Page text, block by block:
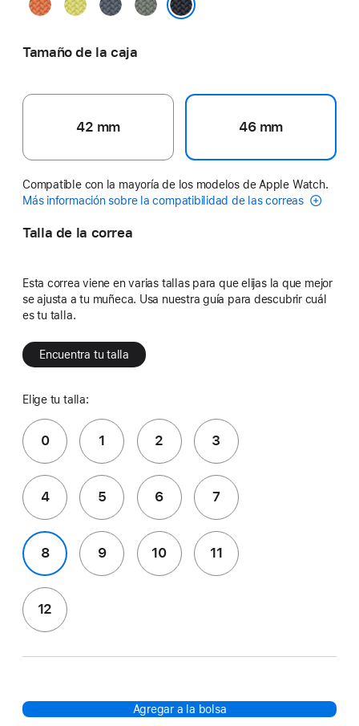
CúrcumaAmarilloAzul
Gris
verdoso
Tamaño de la caja
42 mm 46 mm
Compatible con la mayoría de los modelos de Apple Watch.
Más información sobre la compatibilidad de las correas
Talla de la correa
Esta correa viene en varias tallas para que elijas la que mejor
se ajusta a tu muñeca. Usa nuestra guía para descubrir cuál
es tu talla.
Encuentra tu talla
Elige tu talla:
0 1 2 3
4 5 6 7
8 9 10 11
12
Agregar a la bolsa